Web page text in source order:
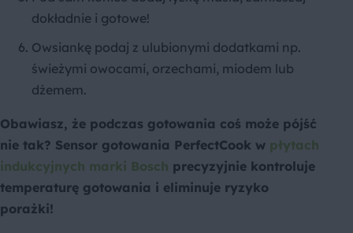
dokładnie i gotowe!
Owsiankę podaj z ulubionymi dodatkami np.
świeżymi owocami, orzechami, miodem lub
dżemem.
Obawiasz, że podczas gotowania coś może pójść
nie tak? Sensor gotowania PerfectCook w płytach
indukcyjnych marki Bosch precyzyjnie kontroluje
temperaturę gotowania i eliminuje ryzyko
porażki!